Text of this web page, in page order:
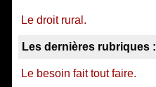
Le droit rural.
Les dernières rubriques :
Le besoin fait tout faire.